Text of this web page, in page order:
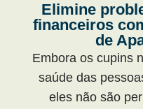
Elimine
financeiros
de
Embora os cupins
saúde das
eles não são